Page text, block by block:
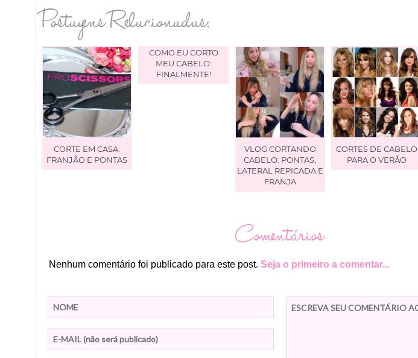
Postagens Relacionadas:
CORTE EM CASA:
FRANJÃO E PONTAS
COMO EU CORTO
MEU CABELO:
FINALMENTE!
VLOG CORTANDO
CABELO: PONTAS,
LATERAL REPICADA E
FRANJA
CORTES DE CABELO
PARA O VERÃO
Comentários
Nenhum comentário foi publicado para este post. Seja o primeiro a comentar...